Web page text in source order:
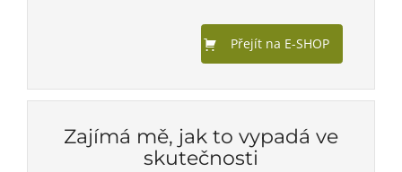
Přejít na E-SHOP
Zajímá mě, jak to vypadá ve
skutečnosti